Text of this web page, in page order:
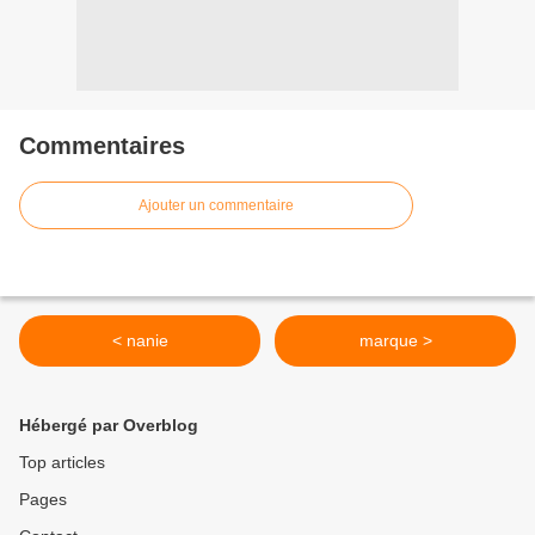
Commentaires
Ajouter un commentaire
< nanie marque >
Hébergé par Overblog
Top articles
Pages